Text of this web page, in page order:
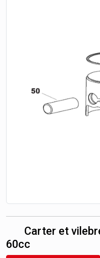
Carter et
60cc